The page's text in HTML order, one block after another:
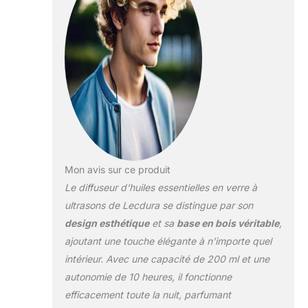
d'origine est
diffusée pour
l'aromathérapie, ce
qui est plus sain, sûr
et dernière
intervention en
plastique. Ajoutez
une base en bois
pour correspondre à
l'élégance classique
haute qualité. Le
diffuseur d'huile en
plastique est adapté
pour les grandes
pièces, les salons,
toutes sortes
spatiale. Lumière
chaude de couleur
Mon avis sur ce produit
Le diffuseur d’huiles essentielles en verre à
ultrasons de Lecdura se distingue par son
design esthétiqueet sa base en bois véritable,
ajoutant une touche élégante à n’importe quel
intérieur. Avec une capacité de 200 ml et une
autonomie de 10 heures, il fonctionne
efficacement toute la nuit, parfumant